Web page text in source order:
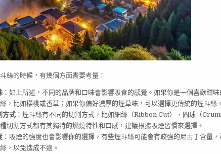
絲的時候，有幾個方面需要考量：
：如上所述，不同的品牌和口味會影響吸食的感覺。如果你是一個喜歡甜
，比如櫻桃或香草；如果你偏好濃厚的煙草味，可以選擇更傳統的煙斗絲。
方式：煙斗絲有不同的切割方式，比如細絲（Ribbon Cut）、圓球（
切割方式都有其獨特的燃燒特性和口感，建議根據吸煙習慣來選擇。
：吸煙的強度也會影響你的選擇，有些煙斗絲可能會有較強的尼古丁含量
，以免造成不適。